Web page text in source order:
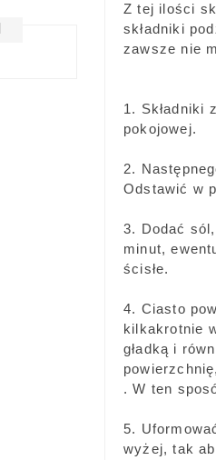
Z tej ilości
składniki
zawsze nie
1. Składniki
pokojowej.
2.
Odstawić w
3. Dodać
minut,
ścisłe.
4. Ciasto
kilkakrotnie
gładką i
. W ten
5.
wyżej, tak